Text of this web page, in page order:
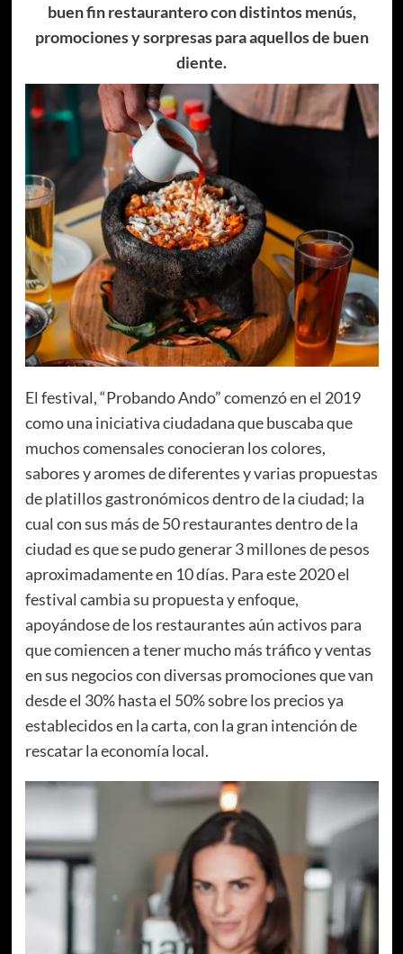
buen fin restaurantero con distintos menús,
promociones y sorpresas para aquellos de buen
diente.
El festival, “Probando Ando” comenzó en el 2019
como una iniciativa ciudadana que buscaba que
muchos comensales conocieran los colores,
sabores y aromes de diferentes y varias propuestas
de platillos gastronómicos dentro de la ciudad; la
cual con sus más de 50 restaurantes dentro de la
ciudad es que se pudo generar 3 millones de pesos
aproximadamente en 10 días. Para este 2020 el
festival cambia su propuesta y enfoque,
apoyándose de los restaurantes aún activos para
que comiencen a tener mucho más tráfico y ventas
en sus negocios con diversas promociones que van
desde el 30% hasta el 50% sobre los precios ya
establecidos en la carta, con la gran intención de
rescatar la economía local.